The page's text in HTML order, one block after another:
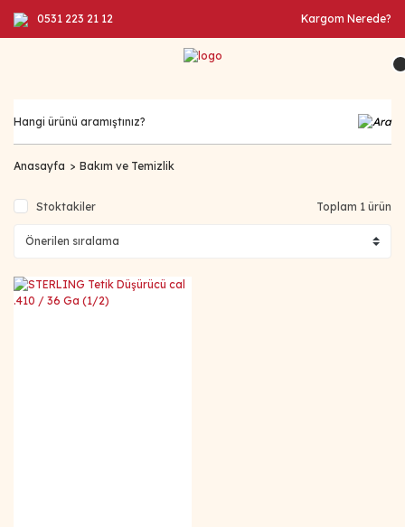
0531 223 21 12 Kargom Nerede?
Anasayfa Bakım ve Temizlik
Stoktakiler Toplam 1 ürün